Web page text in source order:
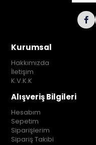
Kurumsal
Hakkımızda
İletişim
K.V.K.K
Alışveriş Bilgileri
Hesabım
Sepetim
Siparişlerim
Sipariş Takibi